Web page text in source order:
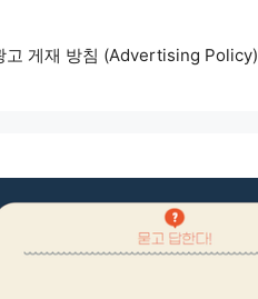
고 게재 방침 (Advertising Policy)